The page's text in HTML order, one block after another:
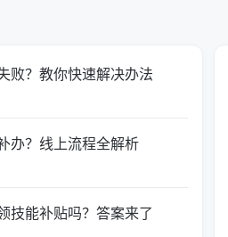
败？教你快速解决办法
办？线上流程全解析
技能补贴吗？答案来了